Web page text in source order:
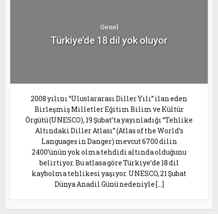
Genel
Türkiye’de 18 dil yok oluyor
2008 yılını “Uluslararası Diller Yılı” ilan eden
Birleşmiş Milletler Eğitim Bilim ve Kültür
Örgütü (UNESCO), 19 Şubat’ta yayınladığı “Tehlike
Altındaki Diller Atlası” (Atlas of the World’s
Languages in Danger) mevcut 6700 dilin
2400’ünün yok olma tehdidi altında olduğunu
belirtiyor. Bu atlasa göre Türkiye’de 18 dil
kaybolma tehlikesi yaşıyor. UNESCO, 21 Şubat
Dünya Anadil Günü nedeniyle […]